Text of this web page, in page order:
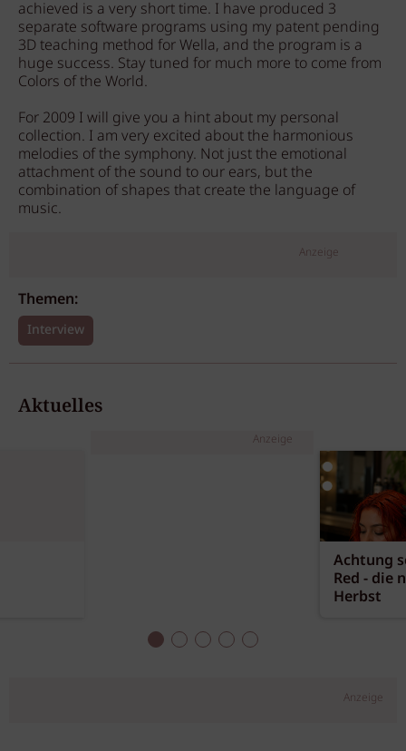
achieved is a very short time. I have produced 3
separate software programs using my patent pending
3D teaching method for Wella, and the program is a
huge success. Stay tuned for much more to come from
Colors of the World.
For 2009 I will give you a hint about my personal
collection. I am very excited about the harmonious
melodies of the symphony. Not just the emotional
attachment of the sound to our ears, but the
combination of shapes that create the language of
music.
Anzeige
Themen:
Interview
Aktuelles
Anzeige
Achtung
Red - die
Herbst
Anzeige